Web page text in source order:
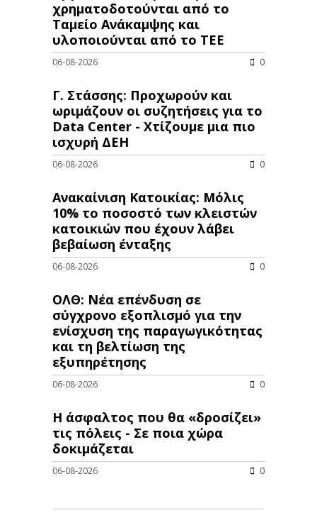
χρηματοδοτούνται από το
Ταμείο Ανάκαμψης και
υλοποιούνται από το ΤΕΕ
06-08-2026 0
Γ. Στάσσης: Προχωρούν και
ωριμάζουν οι συζητήσεις για το
Data Center - Χτίζουμε μια πιο
ισχυρή ΔΕΗ
06-08-2026 0
Ανακαίνιση Κατοικίας: Μόλις
10% το ποσοστό των κλειστών
κατοικιών που έχουν λάβει
βεβαίωση ένταξης
06-08-2026 0
ΟΛΘ: Νέα επένδυση σε
σύγχρονο εξοπλισμό για την
ενίσχυση της παραγωγικότητας
και τη βελτίωση της
εξυπηρέτησης
06-08-2026 0
Η άσφαλτος που θα «δροσίζει»
τις πόλεις - Σε ποια χώρα
δοκιμάζεται
06-08-2026 0